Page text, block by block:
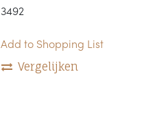
3492
Add to Shopping List
Vergelijken